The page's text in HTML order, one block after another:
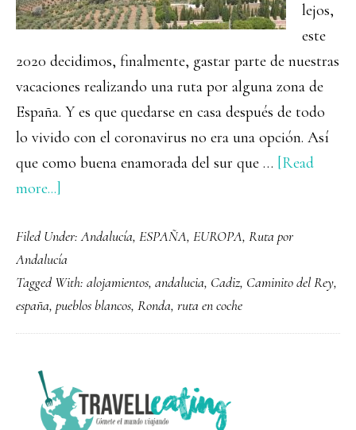
lejos,
este
2020 decidimos, finalmente, gastar parte de nuestras
vacaciones realizando una ruta por alguna zona de
España. Y es que quedarse en casa después de todo
lo vivido con el coronavirus no era una opción. Así
que como buena enamorada del sur que … [Read
more...]
en
coche
por
Andalucía
Filed Under:Andalucía, ESPAÑA, EUROPA, Ruta por
Andalucía
Tagged With: alojamientos, andalucia, Cadiz, Caminito del Rey,
españa, pueblos blancos, Ronda, ruta en coche
PRIMARY
SIDEBAR